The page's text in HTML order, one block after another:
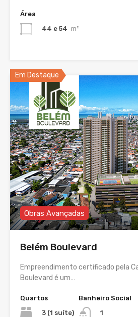
Área
44 e 54 m²
Em Destaque
Obras Avançadas
Belém Boulevard
Empreendimento certificado pela
Boulevard é um…
Quartos
3 (1 suíte)
Banheiro Social
1